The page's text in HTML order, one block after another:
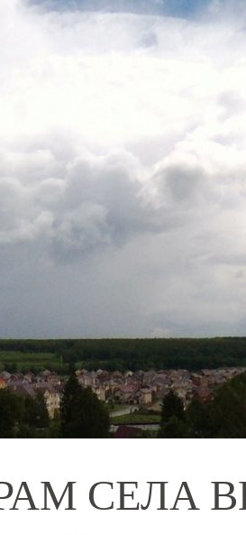
СЕЛА